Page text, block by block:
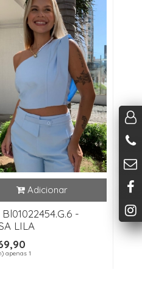
-
LILA
apenas 1